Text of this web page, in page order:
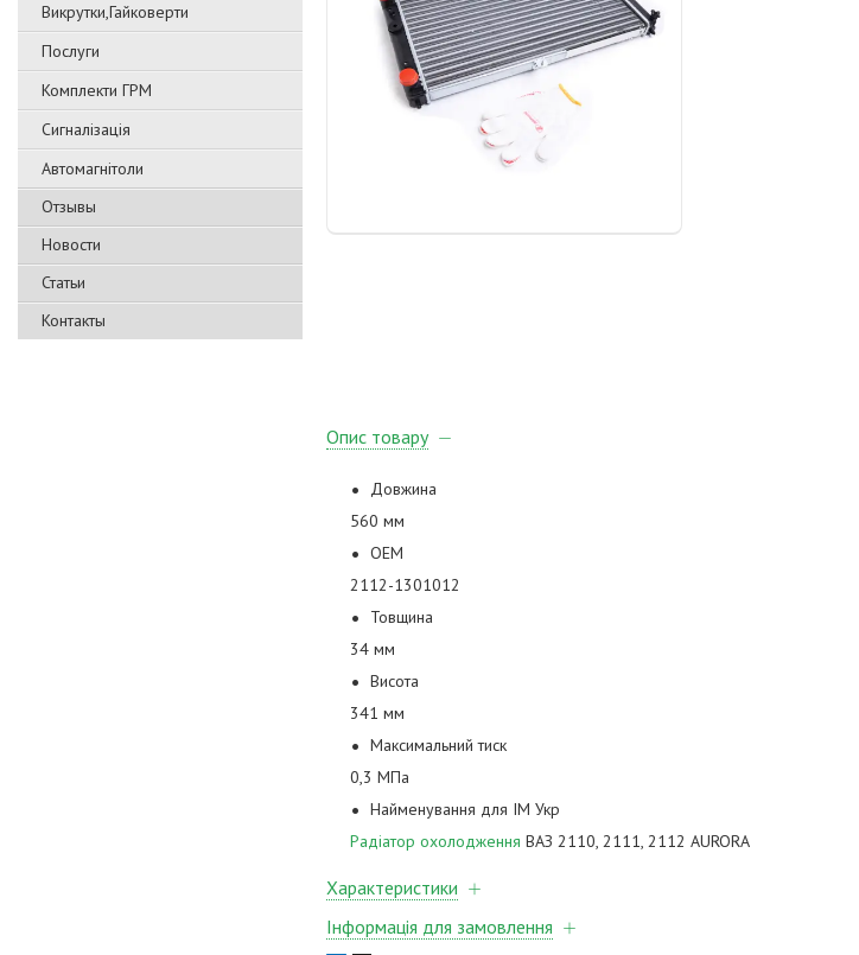
Викрутки,Гайковерти
Послуги
Комплекти ГРМ
Сигналізація
Автомагнітоли
Отзывы
Новости
Статьи
Контакты
Опис товару
Довжина
560 мм
ОЕМ
2112-1301012
Товщина
34 мм
Висота
341 мм
Максимальний тиск
0,3 МПа
Найменування для ІМ Укр
Радіатор охолодження ВАЗ 2110, 2111, 2112 AURORA
Характеристики
Інформація для замовлення